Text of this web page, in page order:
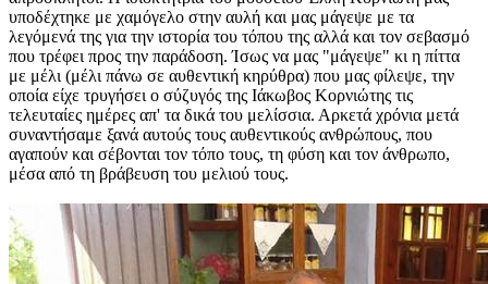
υποδέχτηκε με χαμόγελο στην αυλή και μας μάγεψε με τα
λεγόμενά της για την ιστορία του τόπου της αλλά και τον σεβασμό
που τρέφει προς την παράδοση. Ίσως να μας "μάγεψε" κι η πίττα
με μέλι (μέλι πάνω σε αυθεντική κηρύθρα) που μας φίλεψε, την
οποία είχε τρυγήσει ο σύζυγός της Ιάκωβος Κορνιώτης τις
τελευταίες ημέρες απ' τα δικά του μελίσσια. Αρκετά χρόνια μετά
συναντήσαμε ξανά αυτούς τους αυθεντικούς ανθρώπους, που
αγαπούν και σέβονται τον τόπο τους, τη φύση και τον άνθρωπο,
μέσα από τη βράβευση του μελιού τους.